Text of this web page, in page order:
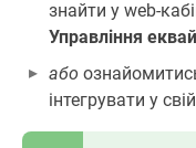
знайти у web-
Управління
або
інтегрувати у